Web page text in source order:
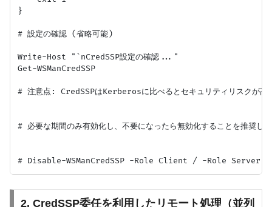
}
# 設定の確認 (省略可能)
Write-Host "`nCredSSP設定の確認..."
Get-WSManCredSSP
# 注意点: CredSSPはKerberosに比べるとセキュリティリスクが高
# 必要な期間のみ有効化し、不要になったら無効化することを推奨し
2. CredSSP委任を利用したリモート処理（並列